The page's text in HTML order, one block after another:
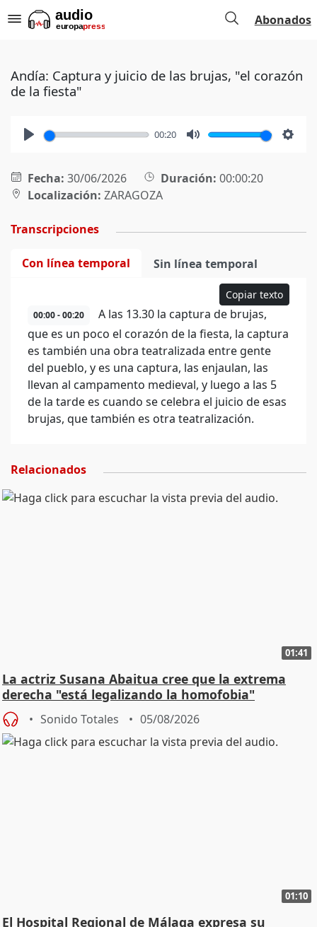
Abonados
Andía: Captura y juicio de las brujas, "el corazón
de la fiesta"
00:20
Fecha: 30/06/2026 Duración: 00:00:20
Localización: ZARAGOZA
Transcripciones
Con línea temporal Sin línea temporal
Copiar texto
00:00 - 00:20
A las 13.30 la captura de brujas,
que es un poco el corazón de la fiesta, la captura
es también una obra teatralizada entre gente
del pueblo, y es una captura, las enjaulan, las
llevan al campamento medieval, y luego a las 5
de la tarde es cuando se celebra el juicio de esas
brujas, que también es otra teatralización.
Relacionados
01:41
La actriz Susana Abaitua cree que la extrema
derecha "está legalizando la homofobia"
Sonido Totales 05/08/2026
01:10
El Hospital Regional de Málaga expresa su